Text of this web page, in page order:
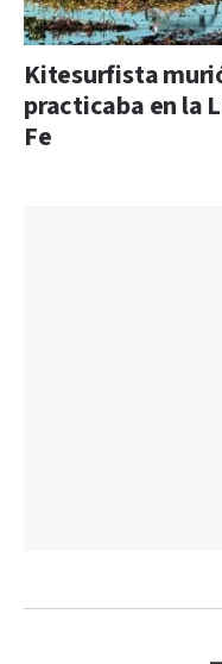
Kitesurfista
practicaba en la
Fe